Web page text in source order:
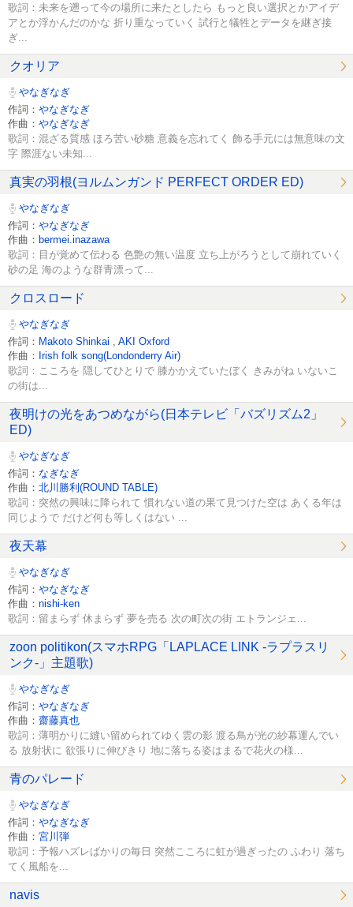
歌詞：未来を遡って今の場所に来たとしたら もっと良い選択とかアイデ
アとか浮かんだのかな 折り重なっていく 試行と犠牲とデータを継ぎ接
ぎ...
クオリア
やなぎなぎ
作詞： やなぎなぎ
作曲： やなぎなぎ
歌詞：混ざる質感 ほろ苦い砂糖 意義を忘れてく 飾る手元には無意味の文
字 際涯ない未知...
真実の羽根(ヨルムンガンド PERFECT ORDER ED)
やなぎなぎ
作詞： やなぎなぎ
作曲： bermei.inazawa
歌詞：目が覚めて伝わる 色艶の無い温度 立ち上がろうとして崩れていく
砂の足 海のような群青漂って...
クロスロード
やなぎなぎ
作詞： Makoto Shinkai
AKI Oxford
作曲：
Irish folk song(Londonderry Air)
歌詞：こころを 隠してひとりで 膝かかえていたぼく きみがね いないこ
の街は...
夜明けの光をあつめながら(日本テレビ「バズリズム2」
ED)
やなぎなぎ
作詞： なぎなぎ
作曲： 北川勝利(ROUND TABLE)
歌詞：突然の興味に降られて 慣れない道の果て見つけた空は あくる年は
同じようで だけど何も等しくはない ...
夜天幕
やなぎなぎ
作詞： やなぎなぎ
作曲： nishi-ken
歌詞：留まらず 休まらず 夢を売る 次の町次の街 エトランジェ...
zoon politikon(スマホRPG「LAPLACE LINK -ラプラスリ
ンク-」主題歌)
やなぎなぎ
作詞： やなぎなぎ
作曲： 齋藤真也
歌詞：薄明かりに縫い留められてゆく雲の影 渡る鳥が光の紗幕運んでい
る 放射状に 欲張りに伸びきり 地に落ちる姿はまるで花火の様...
青のパレード
やなぎなぎ
作詞： やなぎなぎ
作曲： 宮川弾
歌詞：予報ハズレばかりの毎日 突然こころに虹が過ぎったの ふわり 落ち
てく風船を...
navis